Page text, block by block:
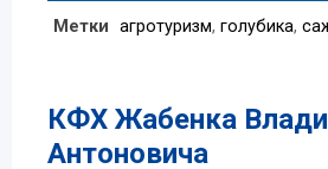
Метки агротуризм, голубика,
КФХ Жабенка
Антоновича